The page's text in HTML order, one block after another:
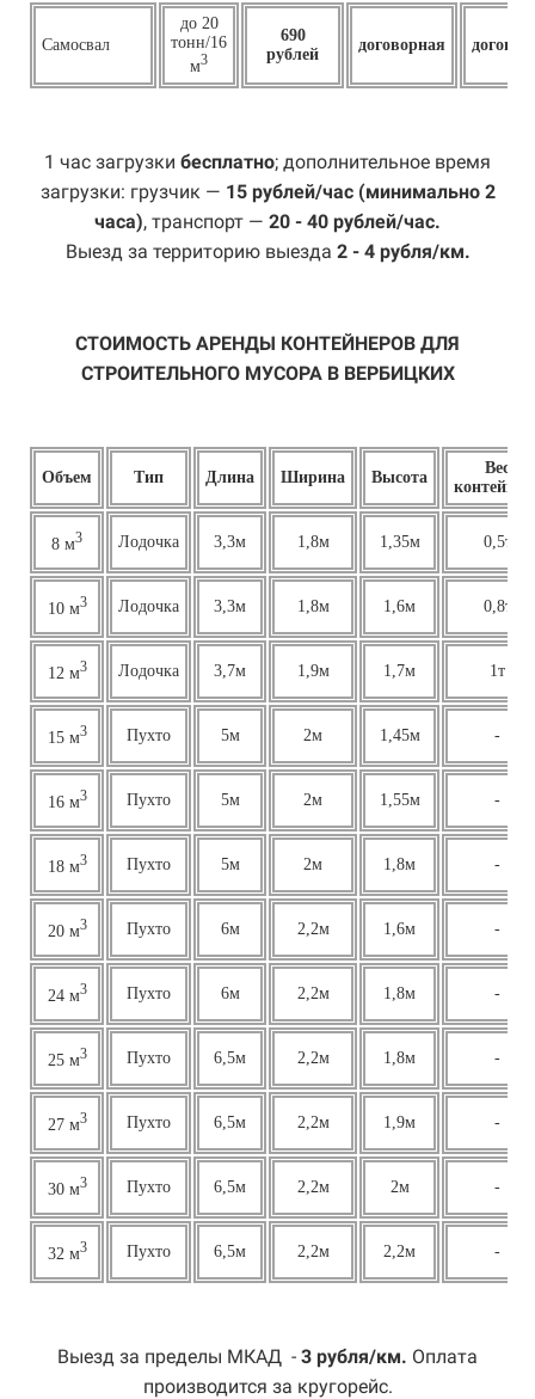
Самосвал
до 20
тонн/16
м3
690
рублей
договорная
1 час загрузки бесплатно; дополнительное время
загрузки: грузчик — 15 рублей/час (минимально 2
часа), транспорт — 20 - 40 рублей/час.
Выезд за территорию выезда 2 - 4 рубля/км.
СТОИМОСТЬ АРЕНДЫ КОНТЕЙНЕРОВ ДЛЯ
СТРОИТЕЛЬНОГО МУСОРА В ВЕРБИЦКИХ
Объем Тип Длина Ширина Высота
Вес
8 м3 Лодочка 3,3м 1,8м 1,35м 0,5т
10 м3 Лодочка 3,3м 1,8м 1,6м 0,8т
12 м3 Лодочка 3,7м 1,9м 1,7м 1т
15 м3 Пухто 5м 2м 1,45м -
16 м3 Пухто 5м 2м 1,55м -
18 м3 Пухто 5м 2м 1,8м -
20 м3 Пухто 6м 2,2м 1,6м -
24 м3 Пухто 6м 2,2м 1,8м -
25 м3 Пухто 6,5м 2,2м 1,8м -
27 м3 Пухто 6,5м 2,2м 1,9м -
30 м3 Пухто 6,5м 2,2м 2м -
32 м3 Пухто 6,5м 2,2м 2,2м -
Выезд за пределы МКАД - 3 рубля/км. Оплата
производится за кругорейс.